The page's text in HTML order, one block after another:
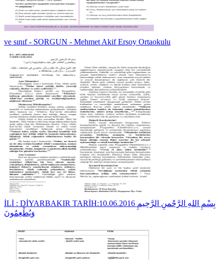
ve sınıf - SORGUN - Mehmet Akif Ersoy Ortaokulu
İLİ : DİYARBAKIR TARİH:10.06.2016 بِسْمِ اللهِ الرَّحْمنِ الرَّحِيمِ
وَيُطْعِمُونَ